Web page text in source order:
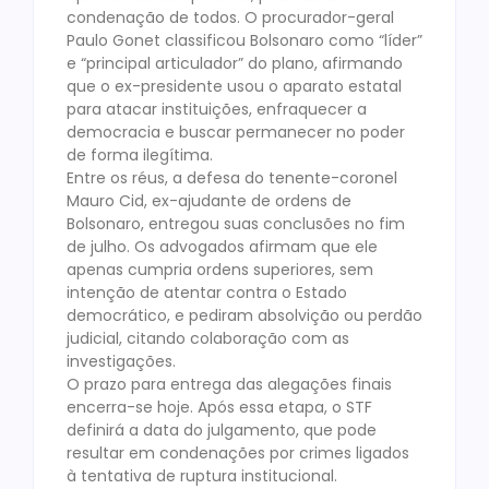
condenação de todos. O procurador-geral
Paulo Gonet classificou Bolsonaro como “líder”
e “principal articulador” do plano, afirmando
que o ex-presidente usou o aparato estatal
para atacar instituições, enfraquecer a
democracia e buscar permanecer no poder
de forma ilegítima.
Entre os réus, a defesa do tenente-coronel
Mauro Cid, ex-ajudante de ordens de
Bolsonaro, entregou suas conclusões no fim
de julho. Os advogados afirmam que ele
apenas cumpria ordens superiores, sem
intenção de atentar contra o Estado
democrático, e pediram absolvição ou perdão
judicial, citando colaboração com as
investigações.
O prazo para entrega das alegações finais
encerra-se hoje. Após essa etapa, o STF
definirá a data do julgamento, que pode
resultar em condenações por crimes ligados
à tentativa de ruptura institucional.